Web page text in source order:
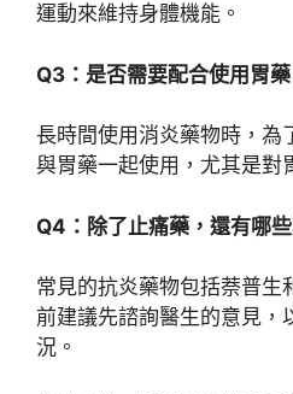
運動來維持身體機能。
Q3：是否需要配合使用胃藥
長時間使用消炎藥物時，為
與胃藥一起使用，尤其是對
Q4：除了止痛藥，還有哪
常見的抗炎藥物包括萘普生
前建議先諮詢醫生的意見，
況。